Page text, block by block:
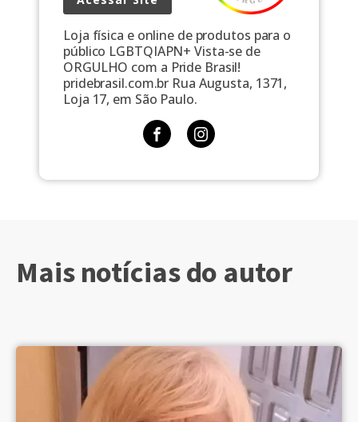
Loja física e online de produtos para o
público LGBTQIAPN+ Vista-se de
ORGULHO com a Pride Brasil!
pridebrasil.com.br Rua Augusta, 1371,
Loja 17, em São Paulo.
Mais notícias do autor